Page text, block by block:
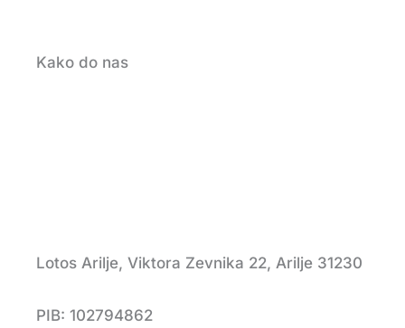
Kako do nas
Lotos Arilje, Viktora Zevnika 22, Arilje 31230
PIB: 102794862